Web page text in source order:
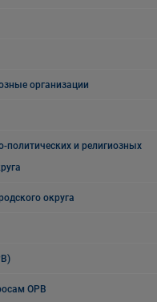
организации
и религиозных
округа
ОРВ